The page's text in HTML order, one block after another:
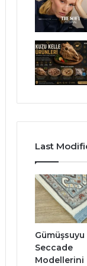
Last
Gümüşsuyu
Seccade
Modellerini